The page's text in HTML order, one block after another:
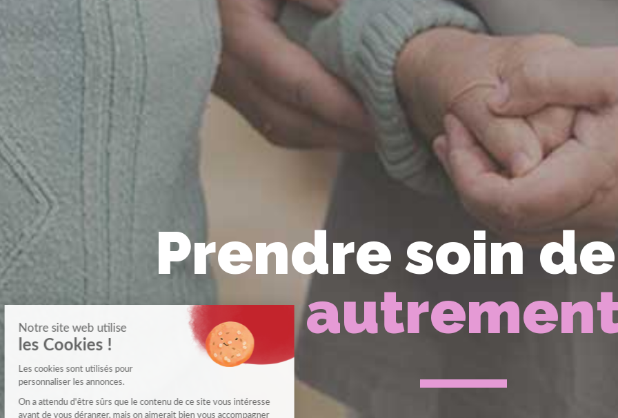
Notre site web utilise
les Cookies !
Les cookies sont utilisés pour
personnaliser les annonces.
On a attendu d'être sûrs que le contenu de ce site vous intéresse
avant de vous déranger, mais on aimerait bien vous accompagner
Prendre soin